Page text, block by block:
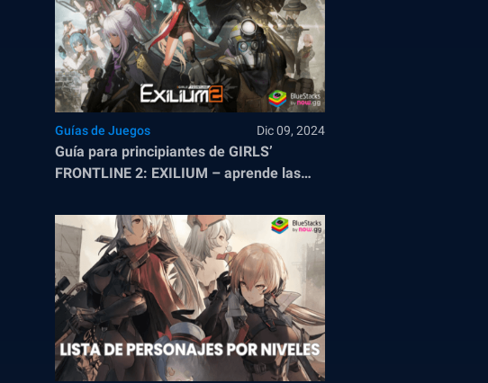
Guías de Juegos Dic 09, 2024
Guía para principiantes de GIRLS’
FRONTLINE 2: EXILIUM – aprende las